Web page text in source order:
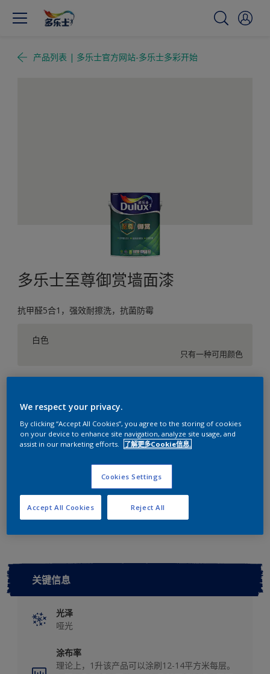
产品列表 | 多乐士官方网站-多乐士多彩开始
多乐士至尊御赏墙面漆
抗甲醛5合1，强效耐擦洗，抗菌防霉
白色
只有一种可用颜色
数量 涂刷计算
计算
添加到工作区
关键信息
光泽
哑光
涂布率
理论上，1升该产品可以涂刷12-14平方米每层。
We respect your privacy.
By clicking “Accept All Cookies”, you agree to the storing of cookies
on your device to enhance site navigation, analyze site usage, and
assist in our marketing efforts.
了解更多Cookie信息.
Cookies Settings
Reject All
Accept All Cookies